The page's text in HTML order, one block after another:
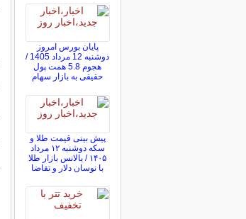
پایان بورس امروز
دوشنبه 12 مرداد 1405 /
هجوم 5.8 همت پول
حقیقی به بازار سهام
پیش ‌بینی قیمت طلا و
سکه دوشنبه ۱۲ مرداد
۱۴۰۵ / بالانس بازار طلا
با نوسان دلار و تقاضا